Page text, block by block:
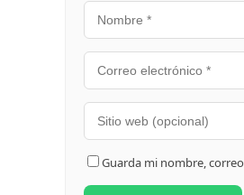
Guarda mi nombre,